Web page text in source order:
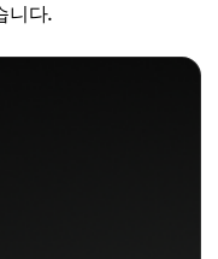
니다.